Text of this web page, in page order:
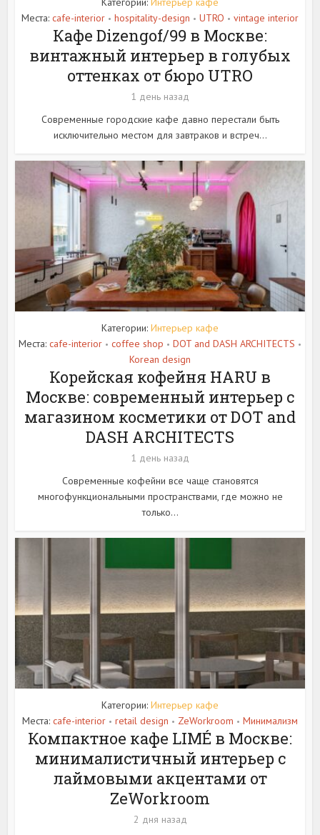
Места: cafe-interior • hospitality-design • UTRO • vintage interior
Кафе Dizengof/99 в Москве:
винтажный интерьер в голубых
оттенках от бюро UTRO
1 день назад
Современные городские кафе давно перестали быть
исключительно местом для завтраков и встреч...
Категории: Интерьер кафе
Места: cafe-interior • coffee shop • DOT and DASH ARCHITECTS •
Korean design
Корейская кофейня HARU в
Москве: современный интерьер с
магазином косметики от DOT and
DASH ARCHITECTS
1 день назад
Современные кофейни все чаще становятся
многофункциональными пространствами, где можно не
только...
Категории: Интерьер кафе
Места: cafe-interior • retail design • ZeWorkroom • Минимализм
Компактное кафе LIMÉ в Москве:
минималистичный интерьер с
лаймовыми акцентами от
ZeWorkroom
2 дня назад